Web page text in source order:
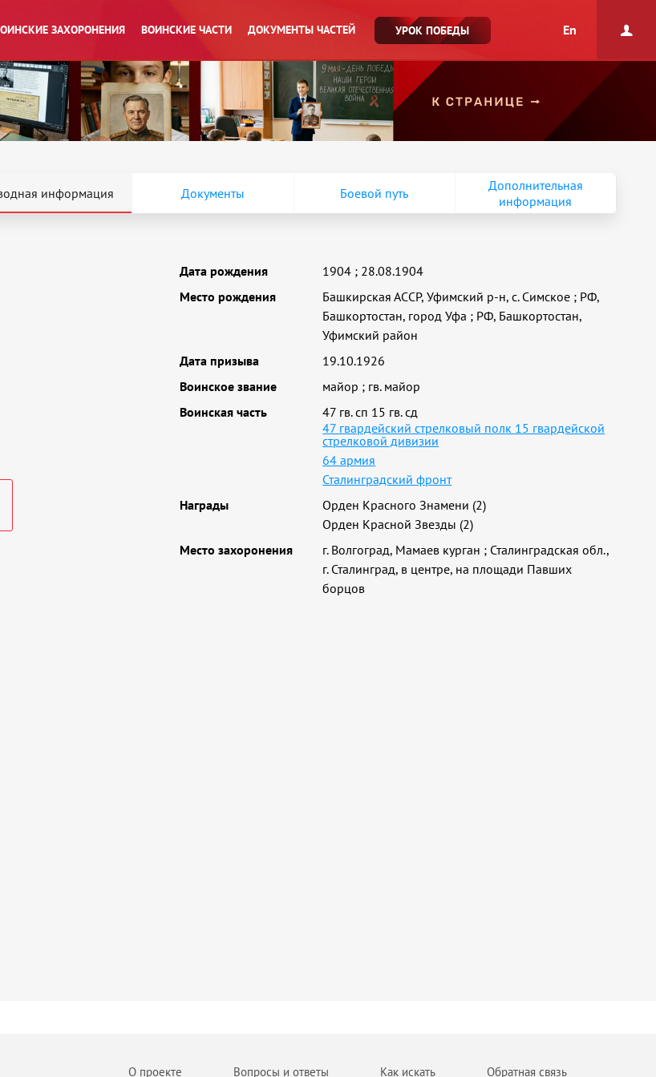
ЗАХОРОНЕНИЯ ВОИНСКИЕ ЧАСТИ ДОКУМЕНТЫ ЧАСТЕЙ УРОК ПОБЕДЫ En
информация Документы Боевой путь
Дополнительная
информация
Дата рождения 1904 ; 28.08.1904
Место рождения
Башкирская АССР, Уфимский р-н, с. Симское ; РФ,
Башкортостан, город Уфа ; РФ, Башкортостан,
Уфимский район
Дата призыва
19.10.1926
Воинское звание
майор ; гв. майор
Воинская часть
47 гв. сп 15 гв. сд
47 гвардейский стрелковый полк 15 гвардейской
стрелковой дивизии
64 армия
Сталинградский фронт
Награды
Орден Красного Знамени (2)
Орден Красной Звезды (2)
Место захоронения
г. Волгоград, Мамаев курган ; Сталинградская обл.,
г. Сталинград, в центре, на площади Павших
борцов
О проекте Вопросы и ответы Как искать Обратная связь